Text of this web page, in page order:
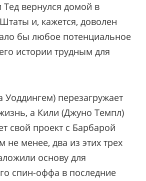
Тед вернулся домой в
и, кажется, доволен
бы любое потенциальное
истории трудным для
Уоддингем) перезагружает
а Кили (Джуно Темпл)
свой проект с Барбарой
не менее, два из этих трех
основу для
спин-оффа в последние